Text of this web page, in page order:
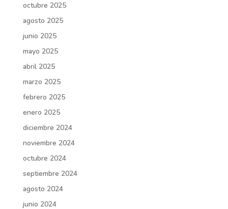
octubre 2025
agosto 2025
junio 2025
mayo 2025
abril 2025
marzo 2025
febrero 2025
enero 2025
diciembre 2024
noviembre 2024
octubre 2024
septiembre 2024
agosto 2024
junio 2024